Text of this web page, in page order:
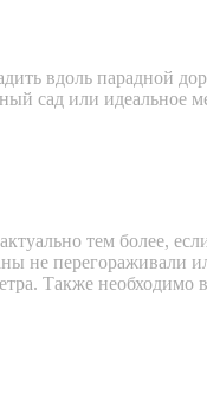
вдоль парадной
сад или идеальное
тем более,
не перегораживали
Также необходимо